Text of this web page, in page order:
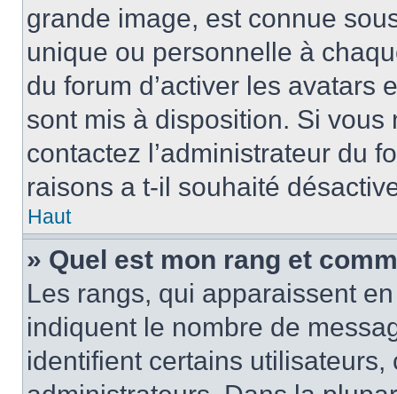
grande image, est connue
unique ou personnelle à
du forum d’activer les avatars
sont mis à disposition. Si vous
contactez l’administrateur du
raisons a t-il souhaité
Haut
» Quel est mon rang et
Les rangs, qui apparaissent
indiquent le nombre de
identifient certains